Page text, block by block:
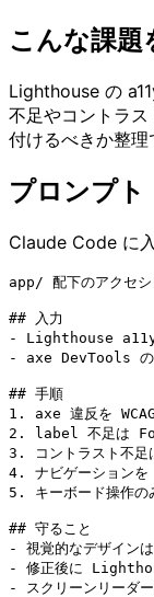
こんな課題
Lighthouse の
不足やコントラ
付けるべきか整理
プロンプト
Claude Code に
app/ 配下のアクセシ
## 入力
- Lighthouse
- axe DevTools
## 手順
1. axe 違反を
2. label 不足は
3. コントラスト不
4. ナビゲーショ
5. キーボード操作の
## 守ること
- 視覚的なデザイン
- 修正後に
- スクリーンリーダ